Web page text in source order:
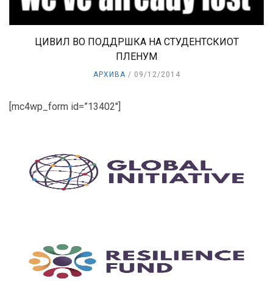
ЦИВИЛ ВО ПОДДРШКА НА СТУДЕНТСКИОТ
ПЛЕНУМ
АРХИВА 09/12/2014
[mc4wp_form id=”13402″]